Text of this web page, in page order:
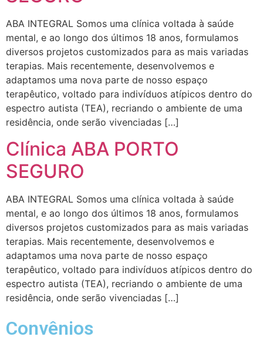
ABA INTEGRAL Somos uma clínica voltada à saúde
mental, e ao longo dos últimos 18 anos, formulamos
diversos projetos customizados para as mais variadas
terapias. Mais recentemente, desenvolvemos e
adaptamos uma nova parte de nosso espaço
terapêutico, voltado para indivíduos atípicos dentro do
espectro autista (TEA), recriando o ambiente de uma
residência, onde serão vivenciadas […]
Clínica ABA PORTO
SEGURO
ABA INTEGRAL Somos uma clínica voltada à saúde
mental, e ao longo dos últimos 18 anos, formulamos
diversos projetos customizados para as mais variadas
terapias. Mais recentemente, desenvolvemos e
adaptamos uma nova parte de nosso espaço
terapêutico, voltado para indivíduos atípicos dentro do
espectro autista (TEA), recriando o ambiente de uma
residência, onde serão vivenciadas […]
Convênios